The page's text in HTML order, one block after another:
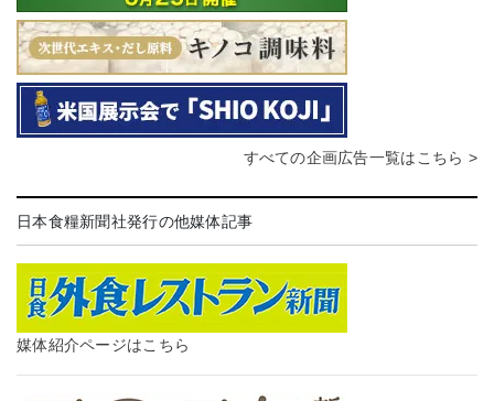
すべての企画広告一覧はこちら >
日本食糧新聞社発行の他媒体記事
媒体紹介ページはこちら